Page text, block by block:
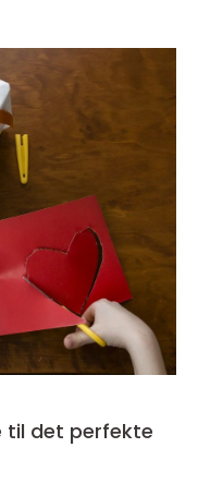
til det perfekte